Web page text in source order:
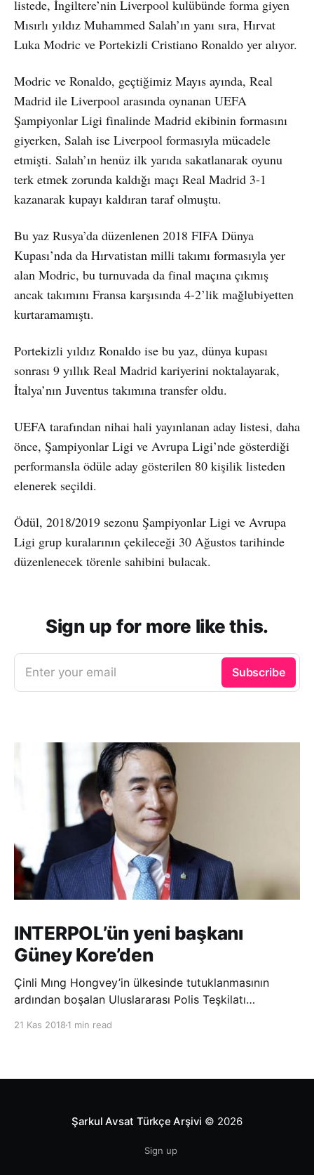
listede, İngiltere’nin Liverpool kulübünde forma giyen
Mısırlı yıldız Muhammed Salah’ın yanı sıra, Hırvat
Luka Modric ve Portekizli Cristiano Ronaldo yer alıyor.
Modric ve Ronaldo, geçtiğimiz Mayıs ayında, Real
Madrid ile Liverpool arasında oynanan UEFA
Şampiyonlar Ligi finalinde Madrid ekibinin formasını
giyerken, Salah ise Liverpool formasıyla mücadele
etmişti. Salah’ın henüz ilk yarıda sakatlanarak oyunu
terk etmek zorunda kaldığı maçı Real Madrid 3-1
kazanarak kupayı kaldıran taraf olmuştu.
Bu yaz Rusya’da düzenlenen 2018 FIFA Dünya
Kupası’nda da Hırvatistan milli takımı formasıyla yer
alan Modric, bu turnuvada da final maçına çıkmış
ancak takımını Fransa karşısında 4-2’lik mağlubiyetten
kurtaramamıştı.
Portekizli yıldız Ronaldo ise bu yaz, dünya kupası
sonrası 9 yıllık Real Madrid kariyerini noktalayarak,
İtalya’nın Juventus takımına transfer oldu.
UEFA tarafından nihai hali yayınlanan aday listesi, daha
önce, Şampiyonlar Ligi ve Avrupa Ligi’nde gösterdiği
performansla ödüle aday gösterilen 80 kişilik listeden
elenerek seçildi.
Ödül, 2018/2019 sezonu Şampiyonlar Ligi ve Avrupa
Ligi grup kuralarının çekileceği 30 Ağustos tarihinde
düzenlenecek törenle sahibini bulacak.
Sign up for more like this.
Enter your email Subscribe
INTERPOL’ün yeni başkanı
Güney Kore’den
Çinli Mıng Hongvey’in ülkesinde tutuklanmasının
ardından boşalan Uluslararası Polis Teşkilatı
21 Kas 2018 1 min read
Şarkul Avsat Türkçe Arşivi © 2026
Sign up